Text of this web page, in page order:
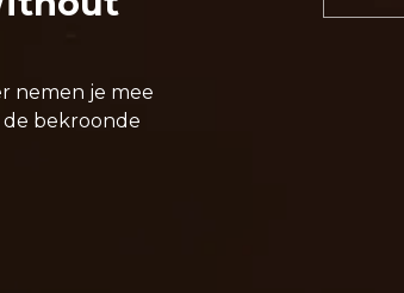
nemen je mee
bekroonde